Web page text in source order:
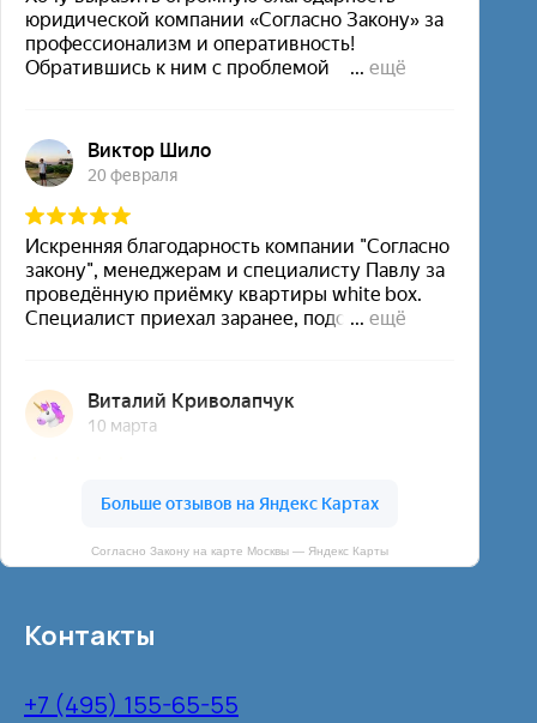
Согласно Закону на карте Москвы — Яндекс Карты
Контакты
+7 (495) 155-65-55